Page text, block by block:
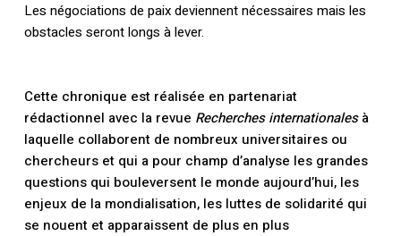
Les négociations de paix deviennent nécessaires mais les
obstacles seront longs à lever.
Cette chronique est réalisée en partenariat
rédactionnel avec la revue Recherches internationalesà
laquelle collaborent de nombreux universitaires ou
chercheurs et qui a pour champ d’analyse les grandes
questions qui bouleversent le monde aujourd’hui, les
enjeux de la mondialisation, les luttes de solidarité qui
se nouent et apparaissent de plus en plus